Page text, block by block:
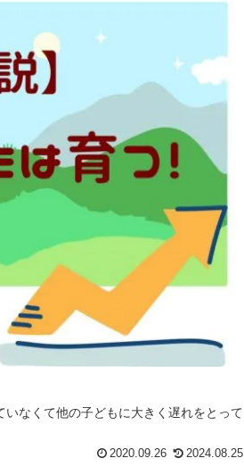
なくて他の子どもに大きく遅れをとって
2020.09.26 2024.08.25